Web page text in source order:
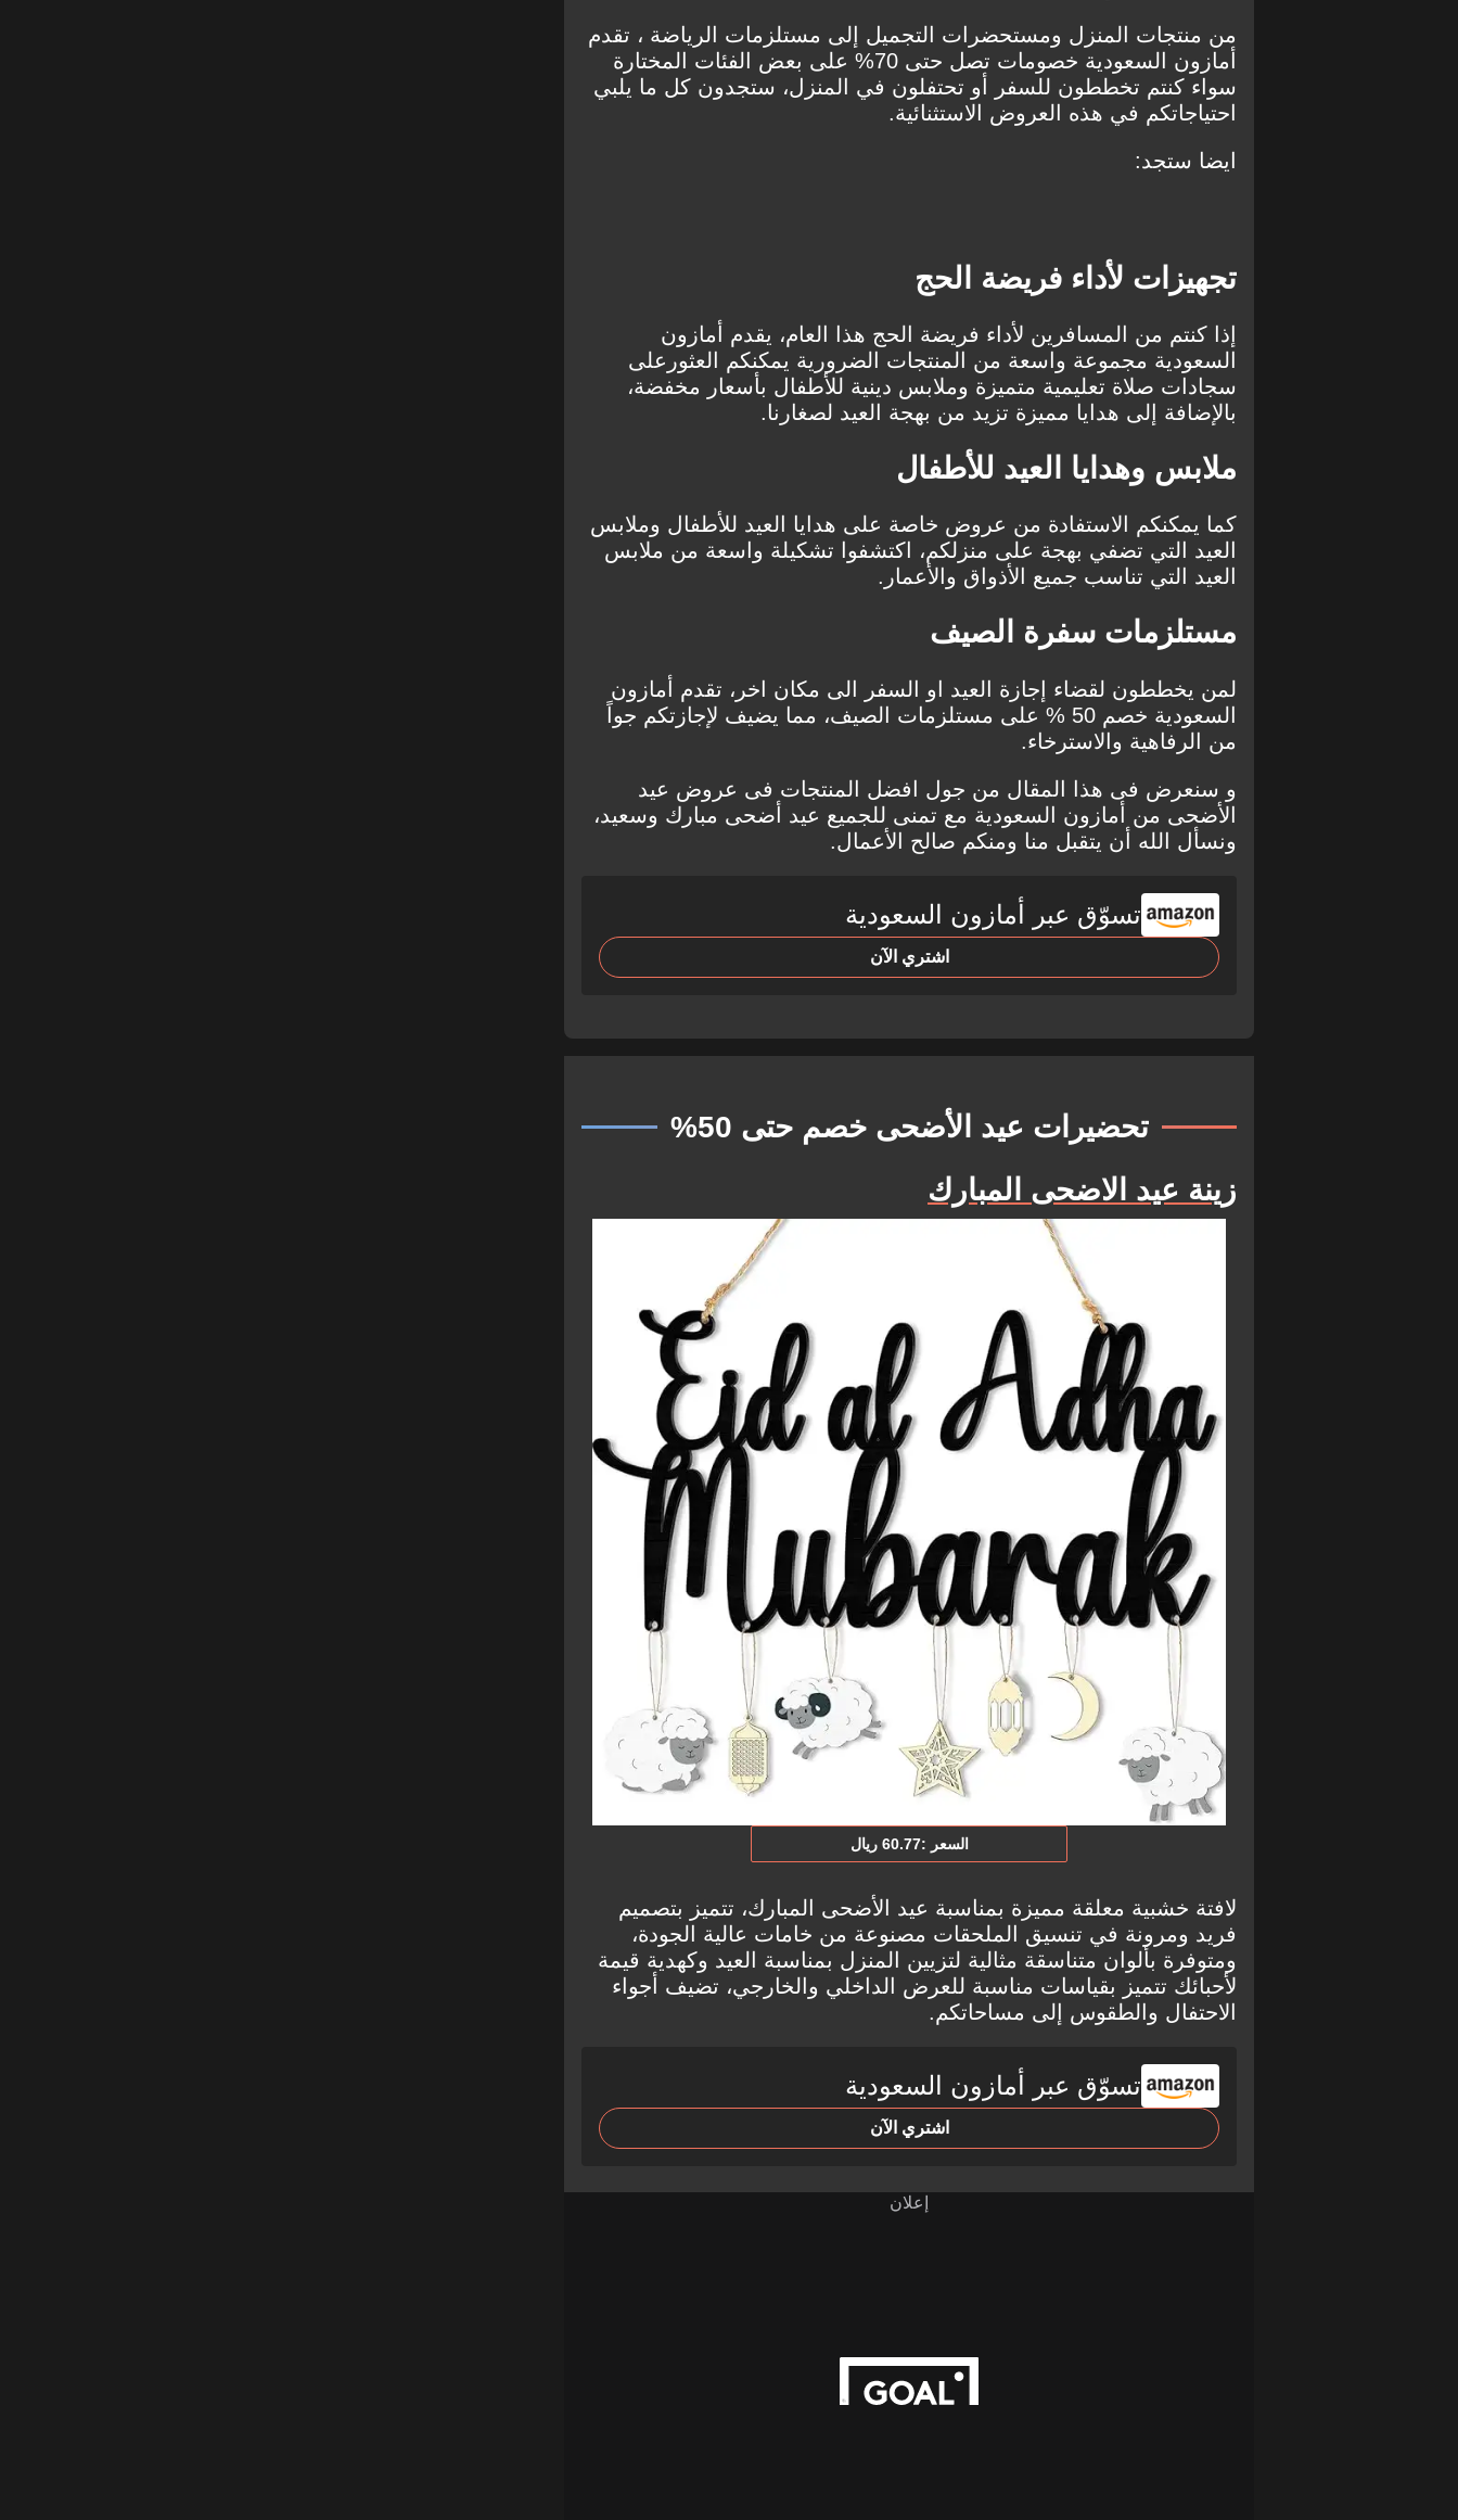
من منتجات المنزل ومستحضرات التجميل إلى مستلزمات الرياضة ، تقدم
أمازون السعودية
خصومات تصل حتى 70% على بعض الفئات المختارة
سواء كنتم تخططون للسفر أو تحتفلون في المنزل، ستجدون كل ما يلبي
احتياجاتكم في هذه العروض الاستثنائية.
ايضا ستجد:
تجهيزات لأداء فريضة الحج
إذا كنتم من المسافرين لأداء فريضة الحج هذا العام، يقدم أمازون
السعودية مجموعة واسعة من المنتجات الضرورية يمكنكم العثورعلى
سجادات صلاة تعليمية متميزة وملابس دينية للأطفال بأسعار مخفضة،
بالإضافة إلى هدايا مميزة تزيد من بهجة العيد لصغارنا.
ملابس وهدايا العيد للأطفال
كما يمكنكم الاستفادة من عروض خاصة على هدايا العيد للأطفال وملابس
العيد التي تضفي بهجة على منزلكم، اكتشفوا تشكيلة واسعة من ملابس
العيد التي تناسب جميع الأذواق والأعمار.
مستلزمات سفرة الصيف
لمن يخططون لقضاء إجازة العيد او السفر الى مكان اخر، تقدم أمازون
السعودية
خصم 50 % على مستلزمات الصيف، مما يضيف لإجازتكم جواً
من الرفاهية والاسترخاء.
و سنعرض فى هذا المقال من جول افضل المنتجات فى عروض عيد
الأضحى من أمازون السعودية مع تمنى للجميع عيد أضحى مبارك وسعيد،
ونسأل الله أن يتقبل منا ومنكم صالح الأعمال.
تسوّق عبر أمازون السعودية
اشتري الآن
تحضيرات عيد الأضحى خصم حتى 50%
زينة عيد الاضحى المبارك
السعر :‎60.‎77‏ ريال
لافتة خشبية معلقة مميزة بمناسبة عيد الأضحى المبارك، تتميز بتصميم
فريد ومرونة في تنسيق الملحقات مصنوعة من خامات عالية الجودة،
ومتوفرة بألوان متناسقة مثالية لتزيين المنزل بمناسبة العيد وكهدية قيمة
لأحبائك تتميز بقياسات مناسبة للعرض الداخلي والخارجي، تضيف أجواء
الاحتفال والطقوس إلى مساحاتكم.
تسوّق عبر أمازون السعودية
اشتري الآن
إعلان